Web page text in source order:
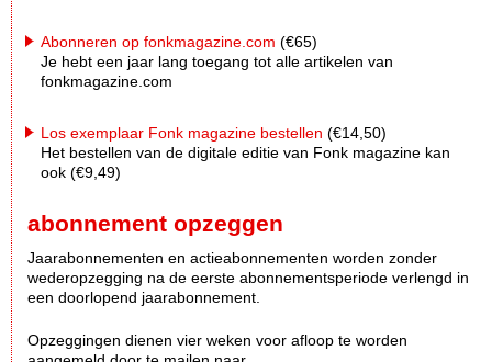
Abonneren op fonkmagazine.com (€65)
Je hebt een jaar lang toegang tot alle artikelen van
fonkmagazine.com
Los exemplaar Fonk magazine bestellen (€14,50)
Het bestellen van de digitale editie van Fonk magazine kan
ook (€9,49)
abonnement opzeggen
Jaarabonnementen en actieabonnementen worden zonder
wederopzegging na de eerste abonnementsperiode verlengd in
een doorlopend jaarabonnement.
Opzeggingen dienen vier weken voor afloop te worden